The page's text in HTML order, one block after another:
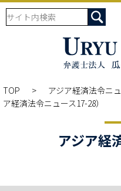
TOP アジア経済法令ニ
ア経済法令ニュース17-28）
アジア経